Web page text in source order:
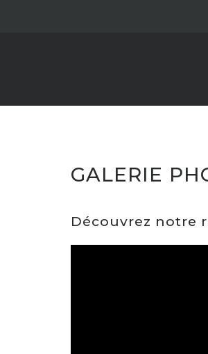
GALERIE
Découvrez notre